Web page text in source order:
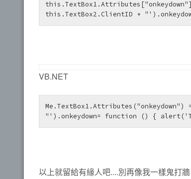
this.TextBox2.ClientID +
VB.NET
"').onkeydown= function () {
以上就留給有緣人吧....別再像我一樣鬼打